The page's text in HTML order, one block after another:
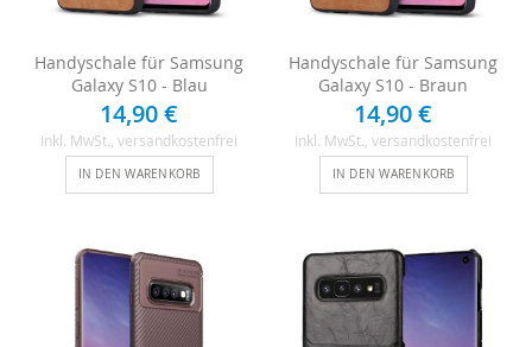
Handyschale für Samsung
Galaxy S10 - Blau
14,90 €
Inkl. MwSt., versandkostenfrei
IN DEN WARENKORB
Handyschale für Samsung
Galaxy S10 - Braun
14,90 €
Inkl. MwSt., versandkostenfrei
IN DEN WARENKORB